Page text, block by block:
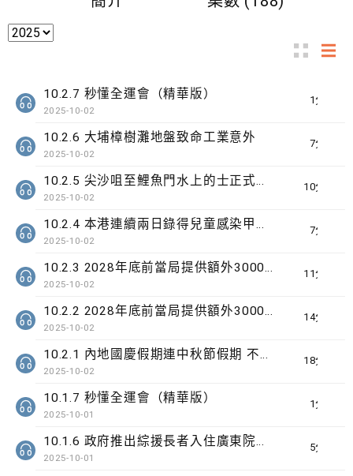
1分鐘
10.2.7 秒懂全運會（精華版）
2025-10-02
7分鐘
10.2.6 大埔樟樹灘地盤致命工業意外
2025-10-02
10分鐘
10.2.5 尖沙咀至鯉魚門水上的士正式首航
2025-10-02
7分鐘
10.2.4 本港連續兩日錄得兒童感染甲型流感嚴重個案
2025-10-02
11分鐘
10.2.3 2028年底前當局提供額外3000支高速充電樁 港鐵商場約增設300個電動車充電站
2025-10-02
14分鐘
10.2.2 2028年底前當局提供額外3000支高速充電樁 港鐵商場約增設300個電動車充電站
2025-10-02
18分鐘
10.2.1 內地國慶假期連中秋節假期 不少內地旅客到港旅遊
2025-10-02
1分鐘
10.1.7 秒懂全運會（精華版）
2025-10-01
5分鐘
10.1.6 政府推出綜援長者入住廣東院舍試驗計劃為期3年
2025-10-01